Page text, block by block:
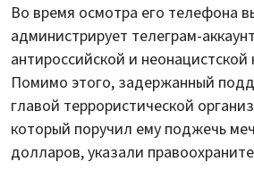
Во время осмотра его телефона
администрирует телеграм-
антироссийской и неонацистской
Помимо этого, задержанный
главой террористической
который поручил ему поджечь
долларов, указали